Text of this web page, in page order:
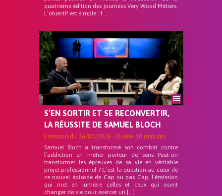
quatrième édition des journées Very Wood Métiers.
L’objectif est simple : f...
S’EN SORTIR ET SE RECONVERTIR,
LA RÉUSSITE DE SAMUEL BLOCH
Emission du 16/07/2026 - Durée 30 minutes
Samuel Bloch a transformé son combat contre
l’addiction en métier porteur de sens Peut-on
transformer les épreuves de sa vie en véritable
projet professionnel ? C’est la question au cœur de
ce nouvel épisode de Cap ou pas Cap, l’émission
qui met en lumière celles et ceux qui osent
changer de vie pour exercer un […]